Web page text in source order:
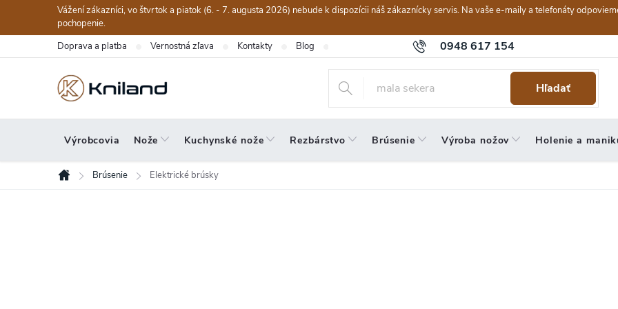
obsah
Vážení zákazníci, vo štvrtok a piatok (6. - 7. augusta 2026) nebude k dispozícii náš zákaznícky servis. Na vaše e-maily a telefonáty
pochopenie.
0948 617 154
Doprava a platba Vernostná zľava Kontakty Blog Hodnotenie obchodu Obchodné podmienky
Hľadať
Výrobcovia Nože Kuchynské nože Rezbárstvo Brúsenie Výroba nožov Holenie a
Domov
Brúsenie Elektrické brúsky